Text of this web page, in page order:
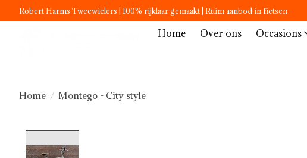
Robert Harms Tweewielers | 100% rijklaar gemaakt | Ruim aanbod in fietsen
Home Over ons Occasions
Home / Montego - City style